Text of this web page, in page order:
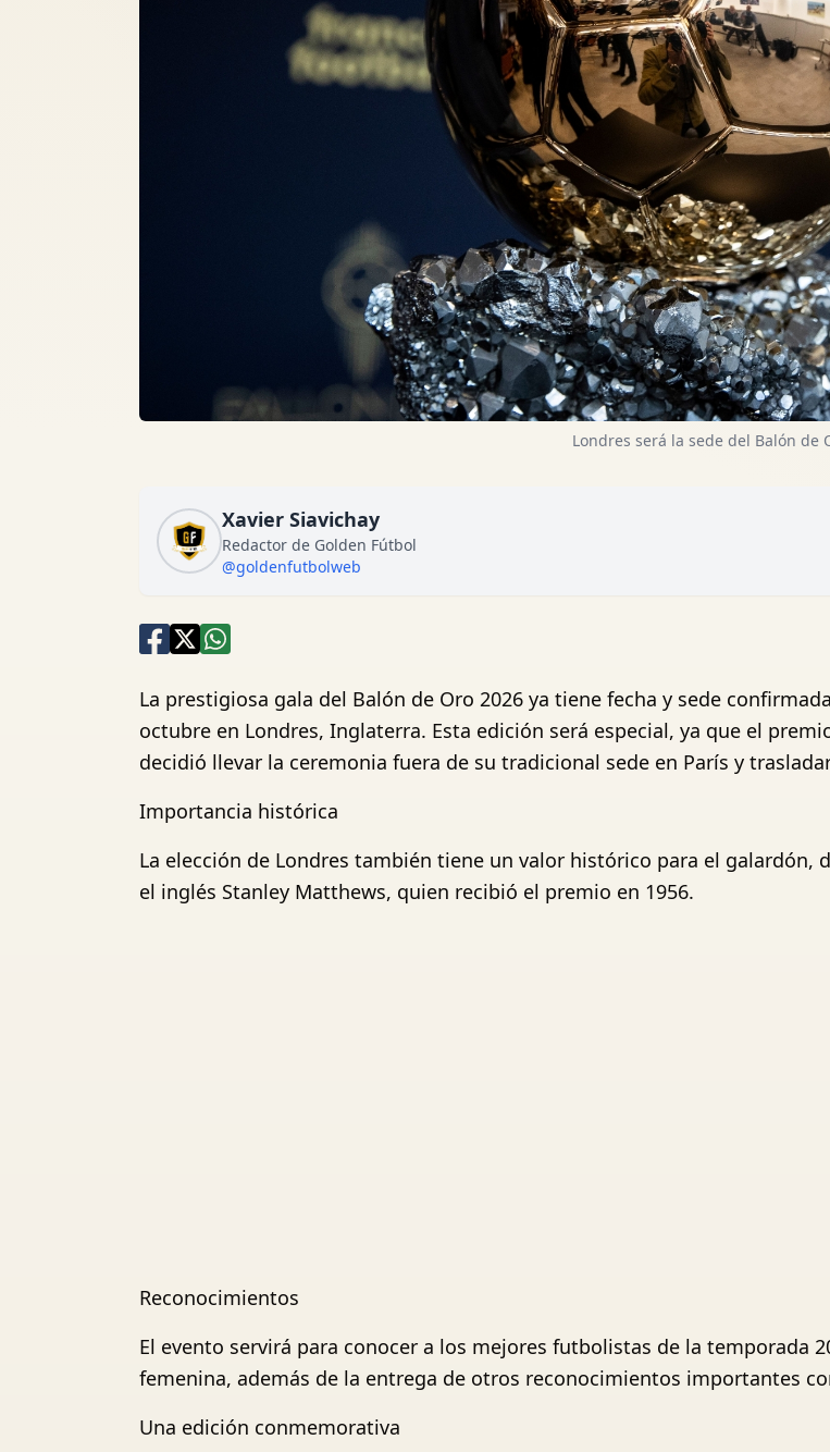
Londres será la sede del Balón de
Xavier Siavichay
Redactor de Golden Fútbol
@goldenfutbolweb
La prestigiosa gala del Balón de Oro 2026 ya tiene fecha y sede
octubre en Londres, Inglaterra. Esta edición será especial, ya que el
decidió llevar la ceremonia fuera de su tradicional sede en París y
Importancia histórica
La elección de Londres también tiene un valor histórico para el
el inglés Stanley Matthews, quien recibió el premio en 1956.
Reconocimientos
El evento servirá para conocer a los mejores futbolistas de la temporada
femenina, además de la entrega de otros reconocimientos importantes
Una edición conmemorativa